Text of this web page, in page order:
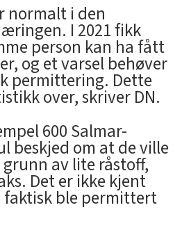
normalt i den
I 2021 fikk
person kan ha fått
og et varsel behøver
permittering. Dette
over, skriver DN.
600 Salmar-
beskjed om at de ville
av lite råstoff,
Det er ikke kjent
faktisk ble permittert